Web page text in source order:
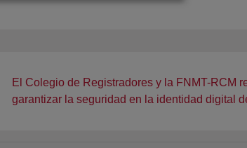
El Colegio de Registradores y la FNMT-RCM
garantizar la seguridad en la identidad digital